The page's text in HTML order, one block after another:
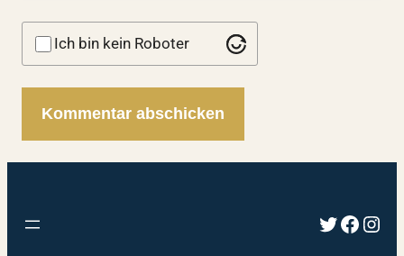
Ich bin kein Roboter
Twitter